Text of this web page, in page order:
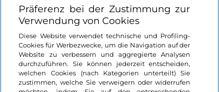
Nützliche Links
Login
Bleiben wir in Kontakt
Präferenz bei der Zustimmung zur
Verwendung von Cookies
Diese Website verwendet technische und Profiling-
Cookies für Werbezwecke, um die Navigation auf der
Website zu verbessern und aggregierte Analysen
durchzuführen. Sie können jederzeit entscheiden,
welchen Cookies (nach Kategorien unterteilt) Sie
zustimmen, welche Sie verweigern oder widerrufen